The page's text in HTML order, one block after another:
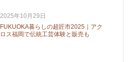
2025年10月29日
FUKUOKA暮らしの超匠市2025｜アク
ロス福岡で伝統工芸体験と販売も